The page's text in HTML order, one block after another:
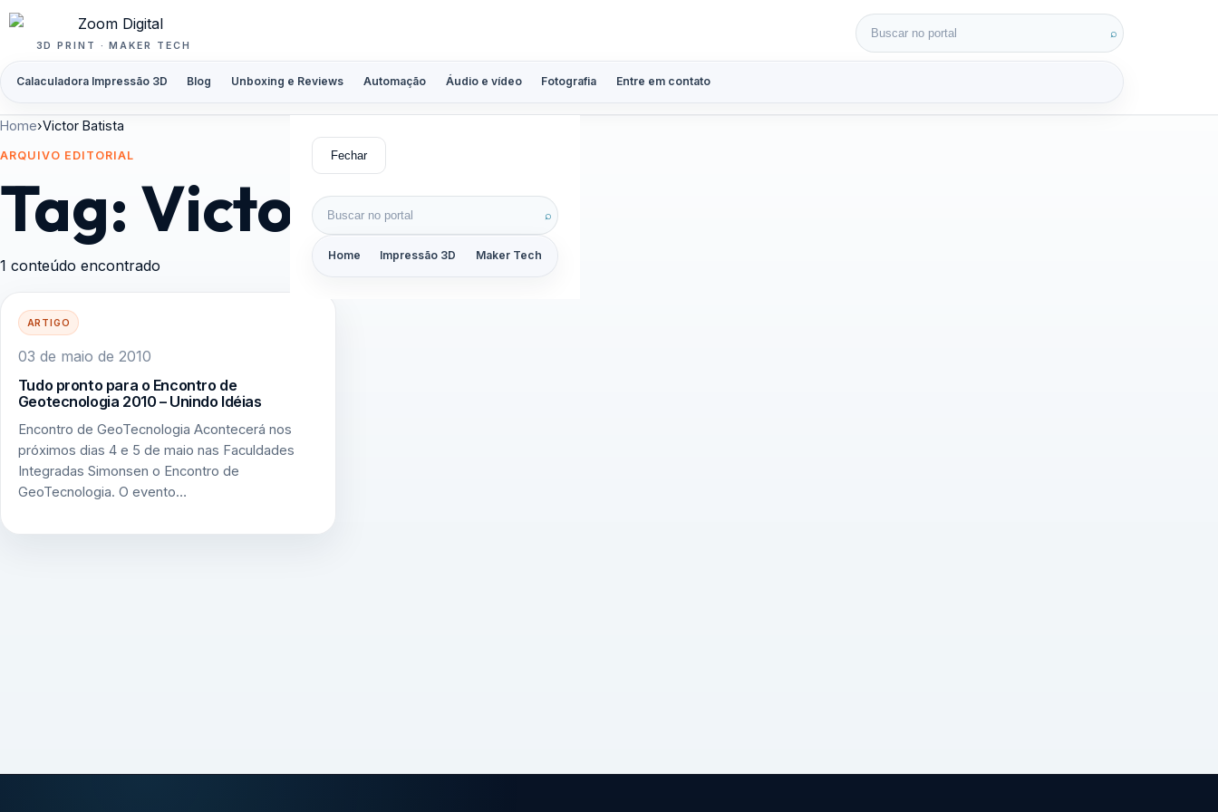
Pular para o conteúdo
3D PRINT · MAKER TECH
Calaculadora Impressão 3D Blog Unboxing e Reviews Automação Áudio e vídeo Fotografia Entre em contato
Buscar por: ⌕
Fechar
Buscar por: ⌕
Home Impressão 3D Maker Tech
Home›Victor Batista
ARQUIVO EDITORIAL
Tag: Victor Batista
1 conteúdo encontrado
ARTIGO
03 de maio de 2010
Tudo pronto para o Encontro de
Geotecnologia 2010 – Unindo Idéias
Encontro de GeoTecnologia Acontecerá nos
próximos dias 4 e 5 de maio nas Faculdades
Integradas Simonsen o Encontro de
GeoTecnologia. O evento…